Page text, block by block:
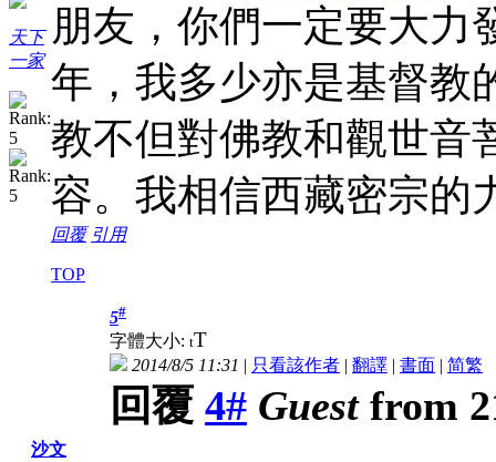
天下
一家
朋友，你們一定要大力
年，我多少亦是基督教
教不但對佛教和觀世音
容。我相信西藏密宗的
回覆 引用
TOP
沙文
5#
字體大小: tT
2014/8/5 11:31 | 只看該作者 | 翻譯 | 書面 | 简繁
回覆 4# Guestfrom